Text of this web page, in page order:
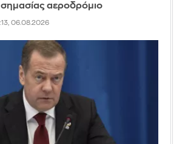
αεροδρόμιο
06.08.2026